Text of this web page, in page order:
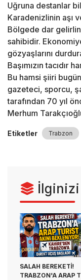
Uğruna destanlar
Karadenizlinin aşı
Bölgede dar
sahibidir.
gözyaşlarını
Başımızın tacıdır
Bu hamsi şiiri
gazeteci, sporcu,
tarafından 70 yıl
Merhum
Etiketler Trabzon
SALAH BEREKETİ!
TRABZON'A ARAP